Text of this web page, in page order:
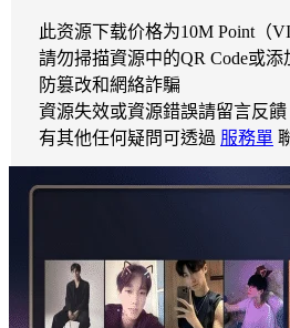
此资源下载价格为10M Point（
請勿掃描資源中的QR Code或
防篡改和網絡詐騙
資源失效或資源錯誤請留言反饋
有其他任何疑問可透過 服務單